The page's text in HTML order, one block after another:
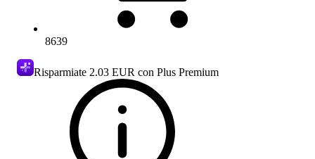
8639
Risparmiate 2.03 EUR con Plus Premium